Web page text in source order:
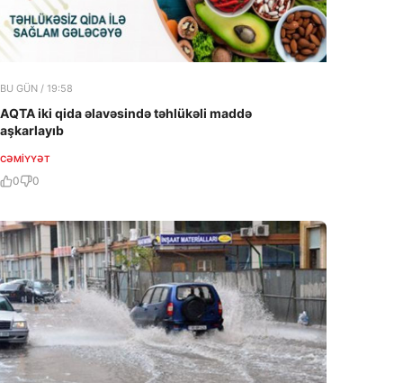
BU GÜN / 19:58
AQTA iki qida əlavəsində təhlükəli maddə
aşkarlayıb
CƏMIYYƏT
0 0